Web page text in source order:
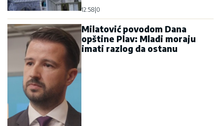
12:58|0
Milatović povodom Dana
opštine Plav: Mladi moraju
imati razlog da ostanu